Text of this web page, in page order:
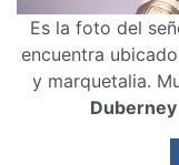
Es la foto del
encuentra
y marquetalia.